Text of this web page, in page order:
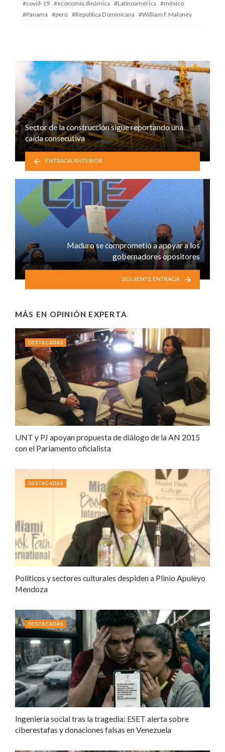
covid-19 economía dinámica Latinoamérica
méxico
Panamá
perú República Dominicana William F.Maloney
Sector de la construcción sigue reportando una
caída consecutiva
ENTRADA ANTERIOR
Maduro se comprometió a apoyar a los
gobernadores opositores
SIGUIENTE ENTRADA
MÁS EN OPINIÓN EXPERTA
UNT y PJ apoyan propuesta de diálogo de la AN 2015
con el Parlamento oficialista
DESTACADAS
Políticos y sectores culturales despiden a Plinio Apuleyo
Mendoza
DESTACADAS
Ingeniería social tras la tragedia: ESET alerta sobre
ciberestafas y donaciones falsas en Venezuela
DESTACADAS